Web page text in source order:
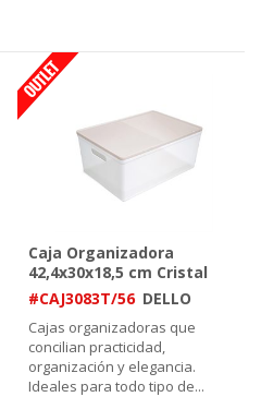
Caja Organizadora
42,4x30x18,5 cm Cristal
/Rosa
#CAJ3083T/56 DELLO
Cajas organizadoras que
concilian practicidad,
organización y elegancia.
Ideales para todo tipo de...